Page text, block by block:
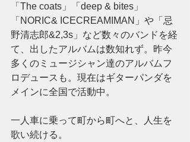
「The coats」「deep & bites」
「NORIC& ICECREAMIMAN」や「忌
野清志郎&2,3s」など数々のバンドを経
て、出したアルバムは数知れず。昨今
多くのミュージシャン達のアルバムフ
ロデュースも。現在はギターパンダを
メインに全国で活動中。
一人車に乗って町から町へと、人生を
歌い続ける。